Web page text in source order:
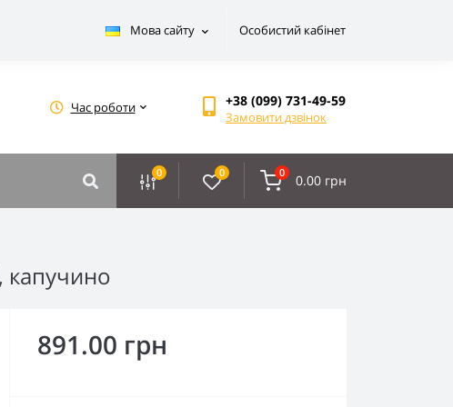
Мова сайту Особистий кабінет
Час роботи +38 (099) 731-49-59
Замовити дзвінок
0 0 0 0.00 грн
капучино
891.00 грн